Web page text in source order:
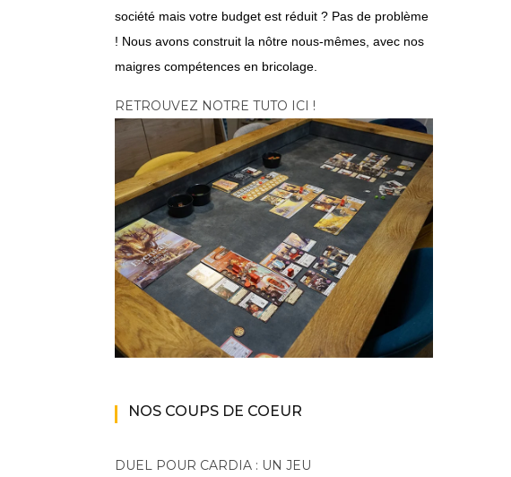
société mais votre budget est réduit ? Pas de problème
! Nous avons construit la nôtre nous-mêmes, avec nos
maigres compétences en bricolage.
RETROUVEZ NOTRE TUTO ICI !
NOS COUPS DE COEUR
DUEL POUR CARDIA : UN JEU